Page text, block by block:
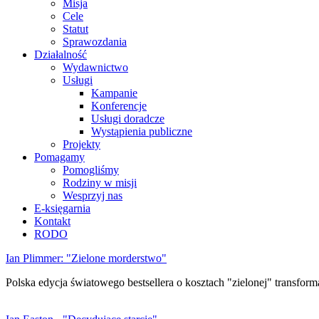
Misja
Cele
Statut
Sprawozdania
Działalność
Wydawnictwo
Usługi
Kampanie
Konferencje
Usługi doradcze
Wystąpienia publiczne
Projekty
Pomagamy
Pomogliśmy
Rodziny w misji
Wesprzyj nas
E-księgarnia
Kontakt
RODO
Ian Plimmer: "Zielone morderstwo"
Polska edycja światowego bestsellera o kosztach "zielonej"